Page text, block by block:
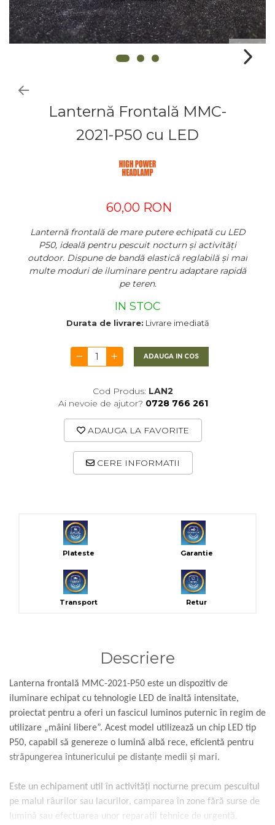
Lanternă Frontală MMC-
2021-P50 cu LED
60,00 RON
Lanternă frontală de mare putere echipată cu LED
P50, ideală pentru pescuit nocturn și activități
outdoor. Dispune de bandă elastică reglabilă și mai
multe moduri de iluminare pentru adaptare rapidă
pe teren.
IN STOC
Durata de livrare: Livrare imediată
ADAUGA IN COS
Cod Produs: LAN2
Ai nevoie de ajutor? 0728 766 261
ADAUGA LA FAVORITE
CERE INFORMATII
Plateste Garantie
Transport Retur
Descriere
Lanterna frontală MMC-2021-P50 este un dispozitiv de
iluminare echipat cu tehnologie LED de înaltă intensitate,
proiectat pentru a oferi un fascicul luminos puternic în regim de
utilizare „mâini libere”. Acest model utilizează un chip LED tip
P50, capabil să genereze o lumină albă rece, eficientă pentru
străpungerea întunericului pe distanțe medii și mari.
Este un echipament util în activități nocturne precum pescuitul
pe malul râurilor sau lacurilor, camparea în zone fără surse de
lumină sau efectuarea unor reparații tehnice de urgență.